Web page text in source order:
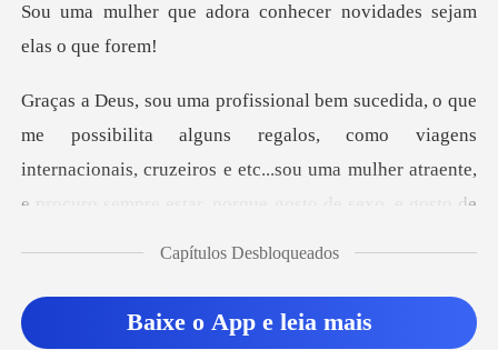
Loja
Sair
ra conhecer novidades
regalos, como viagens
internacionais, cruzeiros e etc...sou uma mulher atraent
u
Capítulos Desbloqueados
Baixe o App e leia mais